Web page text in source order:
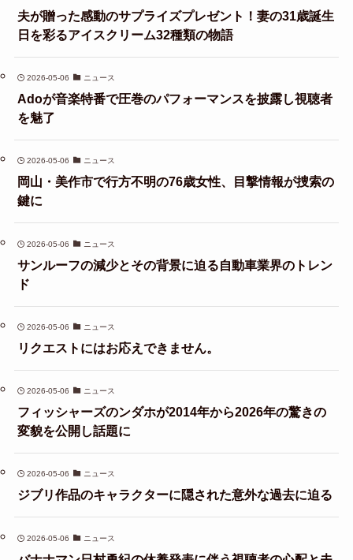
夫が贈った感動のサプライズプレゼント！妻の31歳誕生
日を彩るアイスクリーム32種類の物語
2026-05-06 ニュース
Adoが音楽特番で圧巻のパフォーマンスを披露し視聴者
を魅了
2026-05-06 ニュース
岡山・美作市で行方不明の76歳女性、目撃情報が捜索の
鍵に
2026-05-06 ニュース
サンルーフの減少とその背景に迫る自動車業界のトレン
ド
2026-05-06 ニュース
リクエストにはお応えできません。
2026-05-06 ニュース
フィッシャーズのンダホが2014年から2026年の驚きの
変貌を公開し話題に
2026-05-06 ニュース
ジブリ作品のキャラクターに隠された意外な過去に迫る
2026-05-06 ニュース